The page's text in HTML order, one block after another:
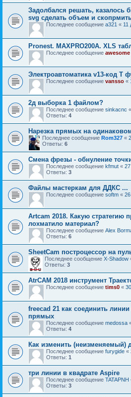
Задолбался решать, казалось
svg сделать объем и
Последнее сообщение a321 « 11
Pronest. MAXPRO200A. XLS
Последнее сообщение awesome
Электроавтоматика v13-код Т
Последнее сообщение vansso «
2д выборка 1 файлом?
Последнее сообщение sinkacnc «
Ответы: 4
Нарезка прямых на
Последнее сообщение Rom327 «
Ответы: 6
Смена фрезы - обнуление
Последнее сообщение kfmut «
Ответы: 3
Файлы мастеркам для ДДКС ...
Последнее сообщение softm «
Artcam 2018. Какую стратегию
лохматило материал?
Последнее сообщение Alex
Ответы: 6
SheetCam построцессор на
Последнее сообщение X-Shadow
Ответы: 3
AtrCAM 2018 инструмент
Последнее сообщение tims0 «
freecad 21 как соединить
прямых
Последнее сообщение medossa
Ответы: 4
Как изменить (неизменяемый)
Последнее сообщение furygide «
Ответы: 1
три линии в квадрате Aspire
Последнее сообщение TATAPNH
Ответы: 3